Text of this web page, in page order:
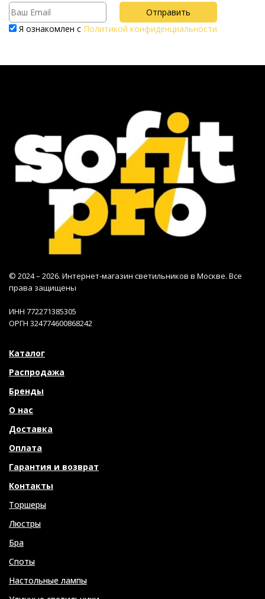
Я ознакомлен с Политикой конфиденциальности
© 2024 – 2026. Интернет-магазин светильников в Москве. Все
права защищены
ИНН 772271385305
ОРГН 324774600868242
Каталог
Распродажа
Бренды
О нас
Доставка
Оплата
Гарантия и возврат
Контакты
Торшеры
Люстры
Бра
Споты
Настольные лампы